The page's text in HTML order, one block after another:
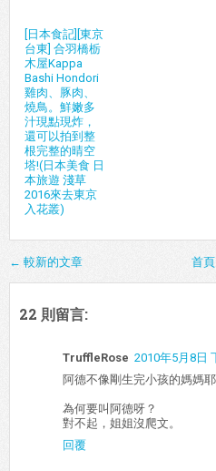
[日本食記][東京
台東] 合羽橋栃
木屋Kappa
Bashi Hondori
雞肉、豚肉、
燒鳥。鮮嫩多
汁現點現炸，
還可以拍到整
根完整的晴空
塔!(日本美食 日
本旅遊 淺草
2016來去東京
入花叢)
← 較新的文章 首頁
22 則留言:
TruffleRose 2010年5月8日
阿德不像剛生完小孩的媽媽耶
為何要叫阿德呀？
對不起，姐姐沒爬文。
回覆